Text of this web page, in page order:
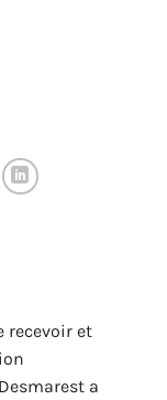
recevoir et
a